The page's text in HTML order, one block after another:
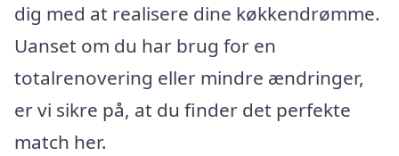
dig med at realisere dine køkkendrømme.
Uanset om du har brug for en
totalrenovering eller mindre ændringer,
er vi sikre på, at du finder det perfekte
match her.